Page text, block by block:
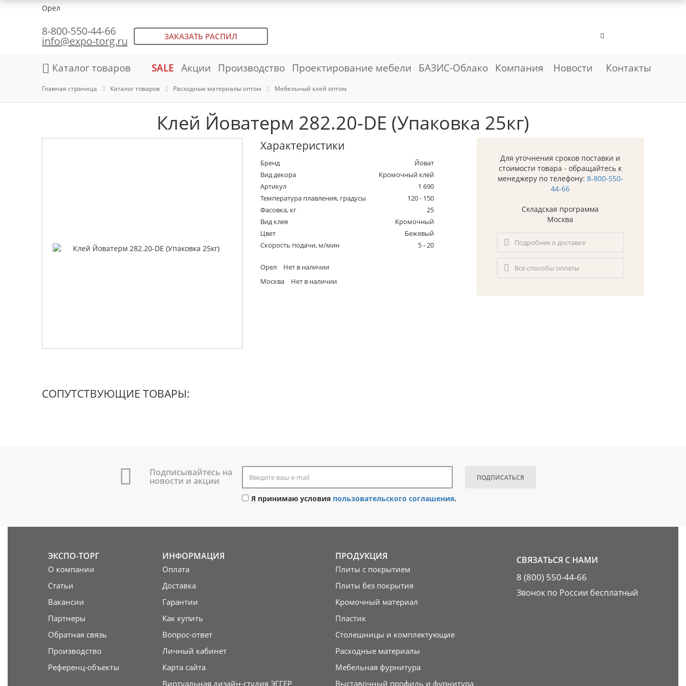
Орел
8-800-550-44-66
info@expo-torg.ru ЗАКАЗАТЬ РАСПИЛ
Каталог товаров SALE Акции Производство Проектирование мебели БАЗИС-Облако Компания Новости Контакты
Главная страница Каталог товаров Расходные материалы оптом Мебельный клей оптом
Клей Йоватерм 282.20-DE (Упаковка 25кг)
Характеристики
Бренд
Йоват
Вид декора
Кромочный клей
Артикул
1 690
Температура плавления, градусы
120 - 150
Фасовка, кг
25
Вид клея
Кромочный
Цвет
Бежевый
Скорость подачи, м/мин
5 - 20
Орел
Нет в наличии
Москва
Нет в наличии
Для уточнения сроков поставки и
стоимости товара - обращайтесь к
менеджеру по телефону: 8-800-550-
44-66
Складская программа
Москва
Подробнее о доставке
Все способы оплаты
СОПУТСТВУЮЩИЕ ТОВАРЫ:
Подписывайтесь на
новости и акции ПОДПИСАТЬСЯ
Я принимаю условия пользовательского соглашения.
ЭКСПО-ТОРГ
О компании
Статьи
Вакансии
Партнеры
Обратная связь
Производство
Референц-объекты
ИНФОРМАЦИЯ
Оплата
Доставка
Гарантии
Как купить
Вопрос-ответ
Личный кабинет
Карта сайта
Виртуальная дизайн-студия ЭГГЕР
ПРОДУКЦИЯ
Плиты с покрытием
Плиты без покрытия
Кромочный материал
Пластик
Столешницы и комплектующие
Расходные материалы
Мебельная фурнитура
Выставочный профиль и фурнитура
СВЯЗАТЬСЯ С НАМИ
8 (800) 550-44-66
Звонок по России бесплатный